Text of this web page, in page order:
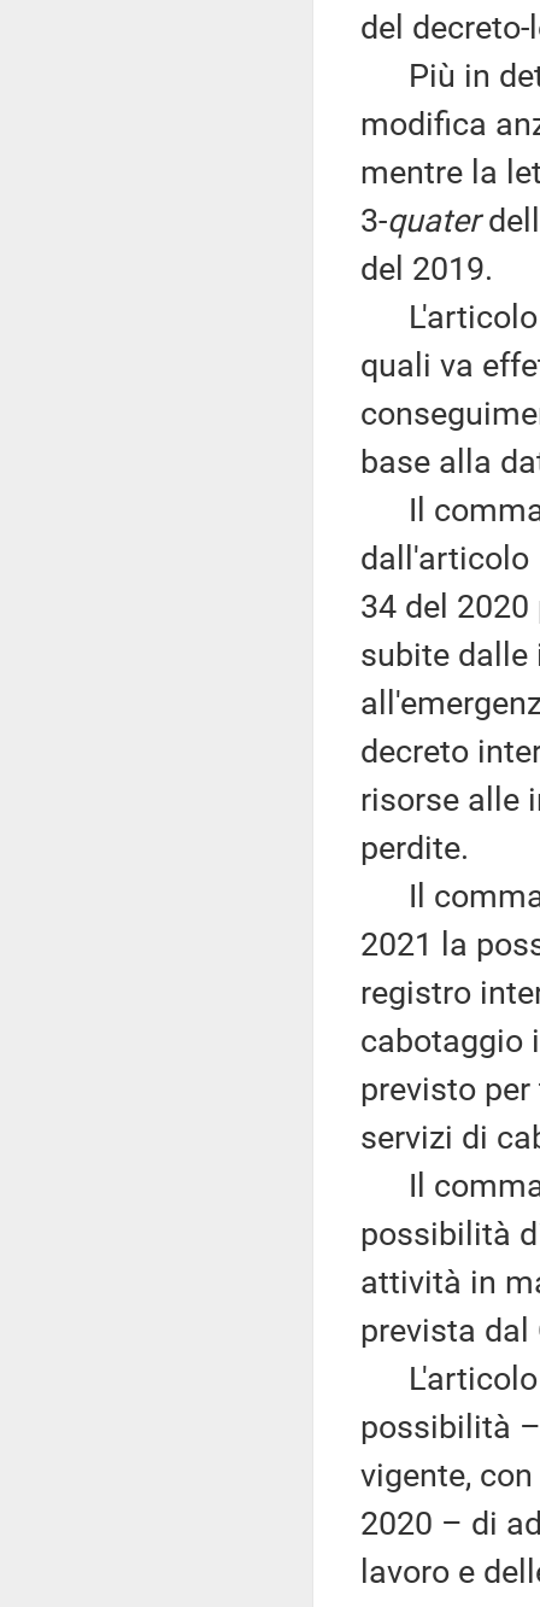
del
Più in
modifica
mentre la
3-quater
del 2019.
L'articolo
quali va
base alla
Il comma
dall'articolo
34 del
subite dalle
decreto
risorse alle
perdite.
Il comma
2021 la
registro
cabotaggio
previsto
servizi di
Il comma
possibilità
attività in
prevista dal
L'articolo
possibilità
vigente,
2020 – di
lavoro e